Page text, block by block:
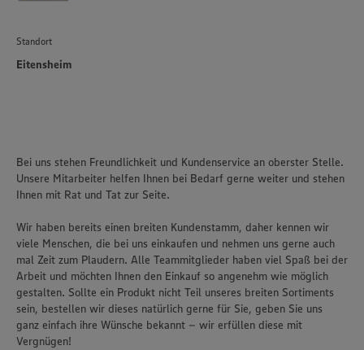
Standort
Eitensheim
Bei uns stehen Freundlichkeit und Kundenservice an oberster Stelle.
Unsere Mitarbeiter helfen Ihnen bei Bedarf gerne weiter und stehen
Ihnen mit Rat und Tat zur Seite.
Wir haben bereits einen breiten Kundenstamm, daher kennen wir
viele Menschen, die bei uns einkaufen und nehmen uns gerne auch
mal Zeit zum Plaudern. Alle Teammitglieder haben viel Spaß bei der
Arbeit und möchten Ihnen den Einkauf so angenehm wie möglich
gestalten. Sollte ein Produkt nicht Teil unseres breiten Sortiments
sein, bestellen wir dieses natürlich gerne für Sie, geben Sie uns
ganz einfach ihre Wünsche bekannt – wir erfüllen diese mit
Vergnügen!